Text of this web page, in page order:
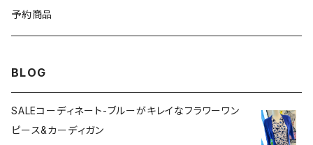
ブレスレット・バングル
予約商品
BLOG
SALEコーディネート-ブルーがキレイなフラワーワン
ピース&カーディガン